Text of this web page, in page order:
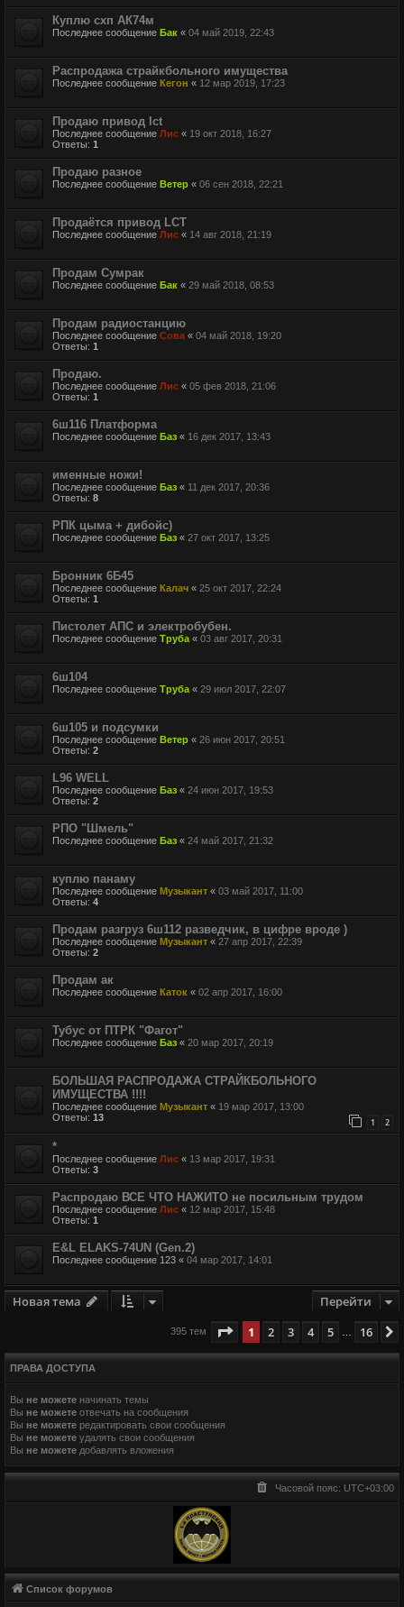
Куплю схп АК74м
Последнее сообщение Бак « 04 май 2019, 22:43
Распродажа страйкбольного имущества
Последнее сообщение Кегон « 12 мар 2019, 17:23
Продаю привод lct
Последнее сообщение Лис « 19 окт 2018, 16:27
Ответы: 1
Продаю разное
Последнее сообщение Ветер « 06 сен 2018, 22:21
Продаётся привод LCT
Последнее сообщение Лис « 14 авг 2018, 21:19
Продам Сумрак
Последнее сообщение Бак « 29 май 2018, 08:53
Продам радиостанцию
Последнее сообщение Сова « 04 май 2018, 19:20
Ответы: 1
Продаю.
Последнее сообщение Лис « 05 фев 2018, 21:06
Ответы: 1
6ш116 Платформа
Последнее сообщение Баз « 16 дек 2017, 13:43
именные ножи!
Последнее сообщение Баз « 11 дек 2017, 20:36
Ответы: 8
РПК цыма + дибойс)
Последнее сообщение Баз « 27 окт 2017, 13:25
Бронник 6Б45
Последнее сообщение Калач « 25 окт 2017, 22:24
Ответы: 1
Пистолет АПС и электробубен.
Последнее сообщение Труба « 03 авг 2017, 20:31
6ш104
Последнее сообщение Труба « 29 июл 2017, 22:07
6ш105 и подсумки
Последнее сообщение Ветер « 26 июн 2017, 20:51
Ответы: 2
L96 WELL
Последнее сообщение Баз « 24 июн 2017, 19:53
Ответы: 2
РПО "Шмель"
Последнее сообщение Баз « 24 май 2017, 21:32
куплю панаму
Последнее сообщение Музыкант « 03 май 2017, 11:00
Ответы: 4
Продам разгруз 6ш112 разведчик, в цифре вроде )
Последнее сообщение Музыкант « 27 апр 2017, 22:39
Ответы: 2
Продам ак
Последнее сообщение Каток « 02 апр 2017, 16:00
Тубус от ПТРК "Фагот"
Последнее сообщение Баз « 20 мар 2017, 20:19
БОЛЬШАЯ РАСПРОДАЖА СТРАЙКБОЛЬНОГО
ИМУЩЕСТВА !!!!
Последнее сообщение Музыкант « 19 мар 2017, 13:00
Ответы: 13 1 2
*
Последнее сообщение Лис « 13 мар 2017, 19:31
Ответы: 3
Распродаю ВСЕ ЧТО НАЖИТО не посильным трудом
Последнее сообщение Лис « 12 мар 2017, 15:48
Ответы: 1
E&L ELAKS-74UN (Gen.2)
Последнее сообщение 123 « 04 мар 2017, 14:01
Новая тема Перейти
395 тем Страница из 16
1 2 3 4 5 16
ПРАВА ДОСТУПА
Вы не можете начинать темы
Вы не можете отвечать на сообщения
Вы не можете редактировать свои сообщения
Вы не можете удалять свои сообщения
Вы не можете добавлять вложения
Часовой пояс: UTC+03:00
Список форумов